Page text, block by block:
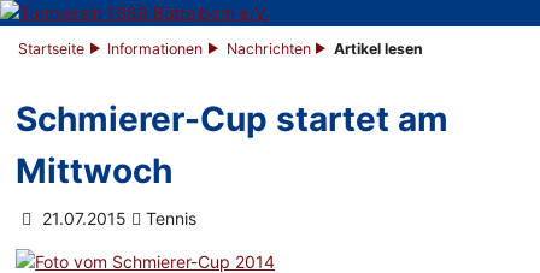
Startseite Informationen Nachrichten Artikel lesen
Schmierer-Cup startet am
Mittwoch
21.07.2015 Tennis